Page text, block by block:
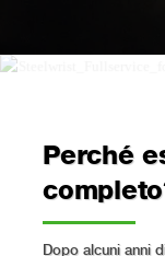
Perché
Dopo alcuni anni